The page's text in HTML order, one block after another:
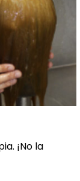
¡No la